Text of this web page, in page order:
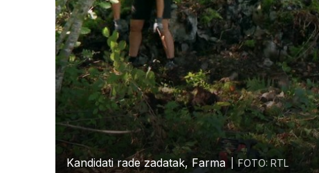
Kandidati rade zadatak, Farma FOTO: RTL